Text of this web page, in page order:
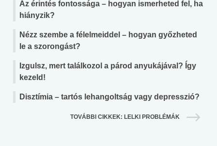
Az érintés fontossága – hogyan ismerheted fel, ha
hiányzik?
Nézz szembe a félelmeiddel – hogyan győzheted
le a szorongást?
Izgulsz, mert találkozol a párod anyukájával? Így
kezeld!
Disztímia – tartós lehangoltság vagy depresszió?
TOVÁBBI CIKKEK: LELKI PROBLÉMÁK